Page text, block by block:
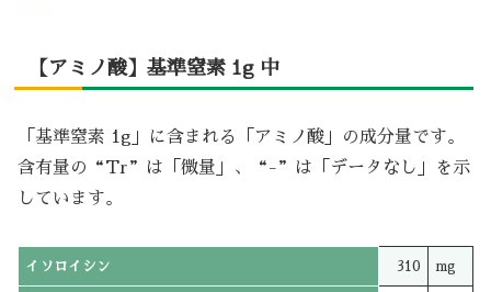
【アミノ酸】基準窒素 1g 中
「基準窒素 1g」に含まれる「アミノ酸」の成分量です。
含有量の“Tr”は「微量」、“-”は「データなし」を示
しています。
イソロイシン 310 mg